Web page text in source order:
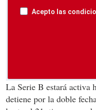
Acepto las
La Serie B estará activa
detiene por la doble